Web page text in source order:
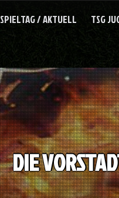
SPIELTAG / AKTUELL TSG
DIE